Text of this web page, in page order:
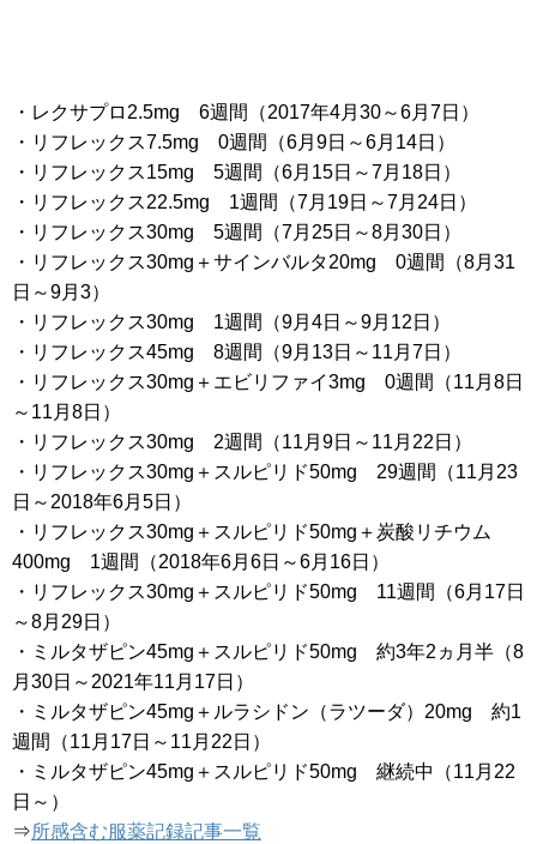
・レクサプロ2.5mg 6週間（2017年4月30～6月7日）
・リフレックス7.5mg 0週間（6月9日～6月14日）
・リフレックス15mg 5週間（6月15日～7月18日）
・リフレックス22.5mg 1週間（7月19日～7月24日）
・リフレックス30mg 5週間（7月25日～8月30日）
・リフレックス30mg＋サインバルタ20mg 0週間（8月31
日～9月3）
・リフレックス30mg 1週間（9月4日～9月12日）
・リフレックス45mg 8週間（9月13日～11月7日）
・リフレックス30mg＋エビリファイ3mg 0週間（11月8日
～11月8日）
・リフレックス30mg 2週間（11月9日～11月22日）
・リフレックス30mg＋スルピリド50mg 29週間（11月23
日～2018年6月5日）
・リフレックス30mg＋スルピリド50mg＋炭酸リチウム
400mg 1週間（2018年6月6日～6月16日）
・リフレックス30mg＋スルピリド50mg 11週間（6月17日
～8月29日）
・ミルタザピン45mg＋スルピリド50mg 約3年2ヵ月半（8
月30日～2021年11月17日）
・ミルタザピン45mg＋ルラシドン（ラツーダ）20mg 約1
週間（11月17日～11月22日）
・ミルタザピン45mg＋スルピリド50mg 継続中（11月22
日～）
⇒所感含む服薬記録記事一覧